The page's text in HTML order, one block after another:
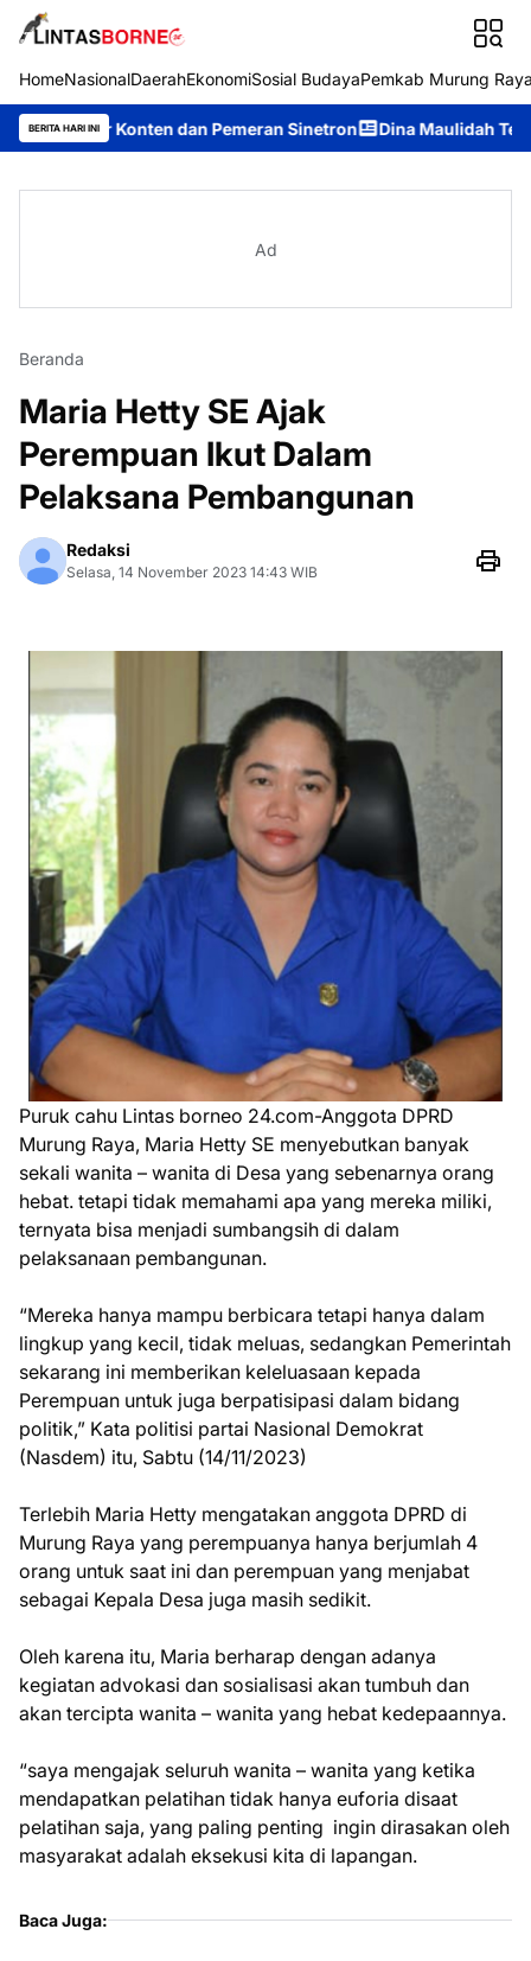
HomeNasionalDaerahEkonomiSosial BudayaPemkab Murung
BERITA HARI INI
Konten dan Pemeran Sinetron Dina Maulidah Terpilih
Ad
Beranda
Maria Hetty SE Ajak
Perempuan Ikut Dalam
Pelaksana Pembangunan
Redaksi
Selasa, 14 November 2023 14:43 WIB
Puruk cahu Lintas borneo 24.com-Anggota DPRD
Murung Raya, Maria Hetty SE menyebutkan banyak
sekali wanita – wanita di Desa yang sebenarnya orang
hebat. tetapi tidak memahami apa yang mereka miliki,
ternyata bisa menjadi sumbangsih di dalam
pelaksanaan pembangunan.
“Mereka hanya mampu berbicara tetapi hanya dalam
lingkup yang kecil, tidak meluas, sedangkan Pemerintah
sekarang ini memberikan keleluasaan kepada
Perempuan untuk juga berpatisipasi dalam bidang
politik,” Kata politisi partai Nasional Demokrat
(Nasdem) itu, Sabtu (14/11/2023)
Terlebih Maria Hetty mengatakan anggota DPRD di
Murung Raya yang perempuanya hanya berjumlah 4
orang untuk saat ini dan perempuan yang menjabat
sebagai Kepala Desa juga masih sedikit.
Oleh karena itu, Maria berharap dengan adanya
kegiatan advokasi dan sosialisasi akan tumbuh dan
akan tercipta wanita – wanita yang hebat kedepaannya.
“saya mengajak seluruh wanita – wanita yang ketika
mendapatkan pelatihan tidak hanya euforia disaat
pelatihan saja, yang paling penting ingin dirasakan oleh
masyarakat adalah eksekusi kita di lapangan.
Baca Juga: